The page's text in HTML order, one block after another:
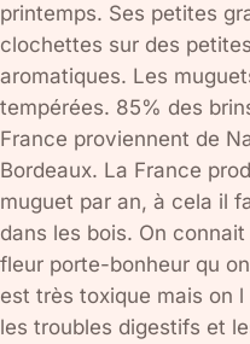
printemps. Ses petites
clochettes sur des
aromatiques. Les
tempérées. 85% des
France proviennent de
Bordeaux. La France
muguet par an, à cela il
dans les bois. On
fleur porte-bonheur qu
est très toxique mais on
les troubles digestifs et